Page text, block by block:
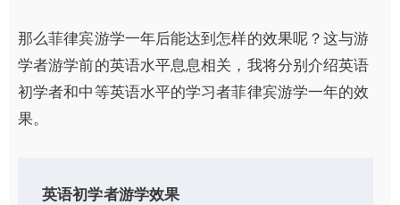
那么菲律宾游学一年后能达到怎样的效果呢？这与游
学者游学前的英语水平息息相关，我将分别介绍英语
初学者和中等英语水平的学习者菲律宾游学一年的效
果。
英语初学者游学效果